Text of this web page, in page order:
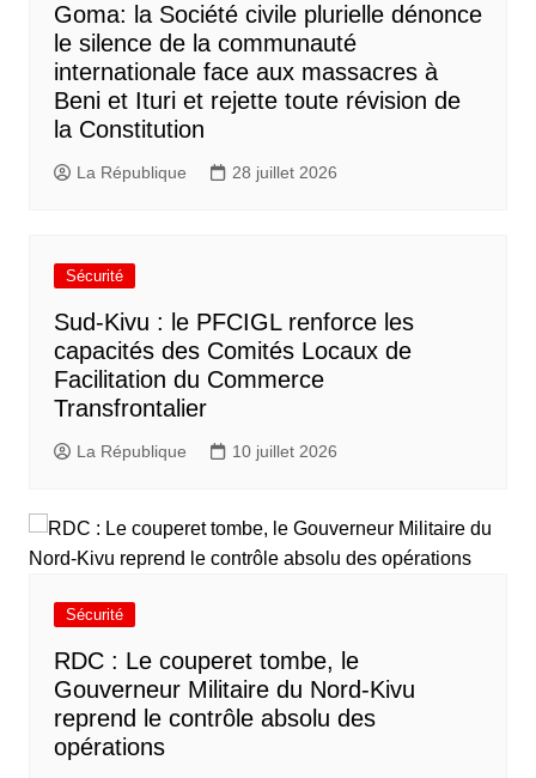
Goma: la Société civile plurielle dénonce
le silence de la communauté
internationale face aux massacres à
Beni et Ituri et rejette toute révision de
la Constitution
La République 28 juillet 2026
Sécurité
Sud-Kivu : le PFCIGL renforce les
capacités des Comités Locaux de
Facilitation du Commerce
Transfrontalier
La République 10 juillet 2026
Sécurité
RDC : Le couperet tombe, le
Gouverneur Militaire du Nord-Kivu
reprend le contrôle absolu des
opérations